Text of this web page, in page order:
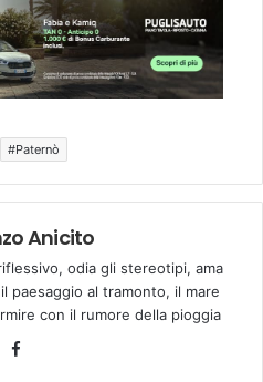
#Paternò
Anicito
odia gli stereotipi, ama
paesaggio al tramonto, il mare
con il rumore della pioggia
Facebook